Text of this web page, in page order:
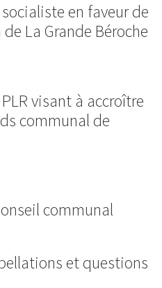
en faveur de
La Grande Béroche
visant à accroître
communal de
communal
et questions